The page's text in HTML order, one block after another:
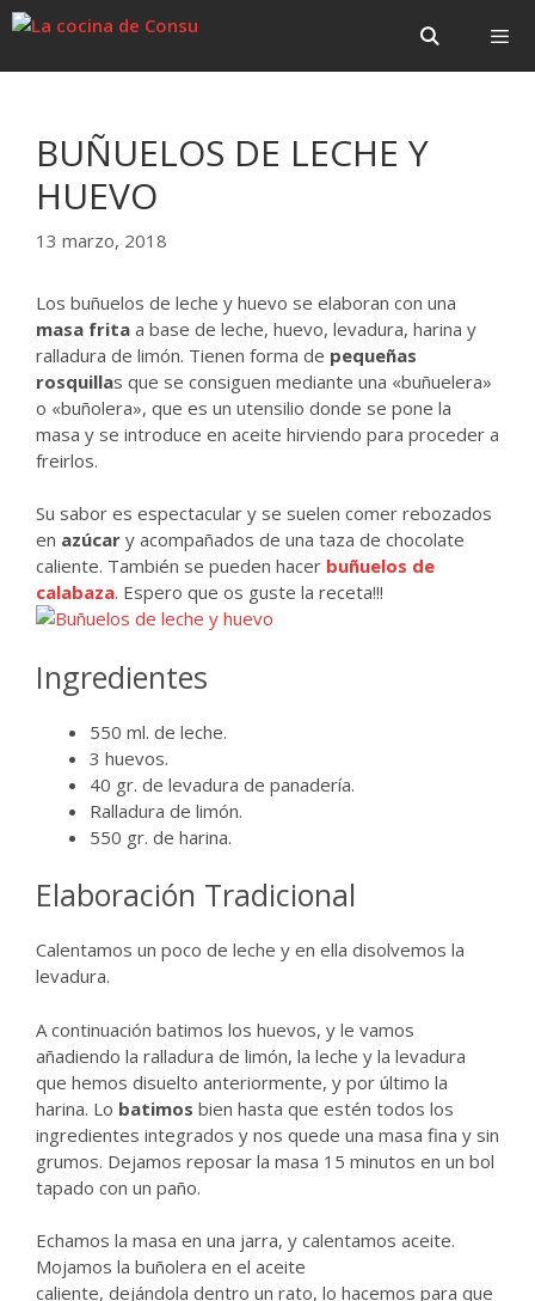
Saltar
Saltar
BUÑUELOS DE LECHE Y
HUEVO
13 marzo, 2018
Los buñuelos de leche y huevo se elaboran con una
masa frita a base de leche, huevo, levadura, harina y
ralladura de limón. Tienen forma de pequeñas
rosquillas que se consiguen mediante una «buñuelera»
o «buñolera», que es un utensilio donde se pone la
masa y se introduce en aceite hirviendo para proceder a
freirlos.
Su sabor es espectacular y se suelen comer rebozados
en azúcar y acompañados de una taza de chocolate
caliente. También se pueden hacer buñuelos de
calabaza. Espero que os guste la receta!!!
Ingredientes
550 ml. de leche.
3 huevos.
40 gr. de levadura de panadería.
Ralladura de limón.
550 gr. de harina.
Elaboración Tradicional
Calentamos un poco de leche y en ella disolvemos la
levadura.
A continuación batimos los huevos, y le vamos
añadiendo la ralladura de limón, la leche y la levadura
que hemos disuelto anteriormente, y por último la
harina. Lo batimos bien hasta que estén todos los
ingredientes integrados y nos quede una masa fina y sin
grumos. Dejamos reposar la masa 15 minutos en un bol
tapado con un paño.
Echamos la masa en una jarra, y calentamos aceite.
Mojamos la buñolera en el aceite
caliente, dejándola dentro un rato, lo hacemos para que